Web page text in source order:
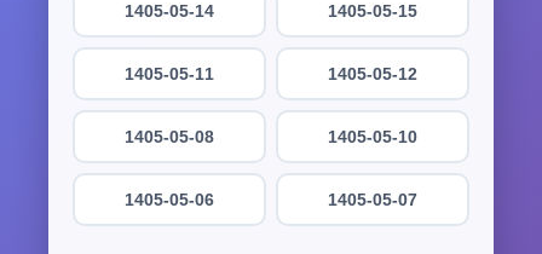
1405-05-15
1405-05-14
1405-05-12
1405-05-11
1405-05-10
1405-05-08
1405-05-07
1405-05-06